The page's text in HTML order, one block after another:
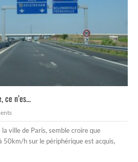
n’es...
ville de Paris, semble croire que
50km/h sur le périphérique est acquis,